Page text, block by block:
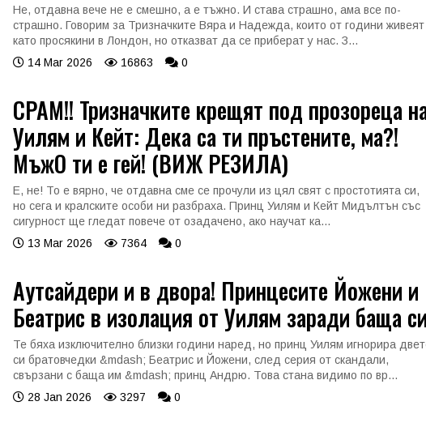
Не, отдавна вече не е смешно, а е тъжно. И става страшно, ама все по-
страшно. Говорим за Тризначките Вяра и Надежда, които от години живеят
като просякини в Лондон, но отказват да се приберат у нас. З...
14 Mar 2026
16863 0
СРАМ!! Тризначките крещят под прозореца
Уилям и Кейт: Дека са ти пръстените, ма?!
МъжО ти е гей! (ВИЖ РЕЗИЛА)
Е, не! То е вярно, че отдавна сме се прочули из цял свят с простотията си,
но сега и кралските особи ни разбраха. Принц Уилям и Кейт Мидълтън със
сигурност ще гледат повече от озадачено, ако научат ка...
13 Mar 2026
7364 0
Аутсайдери и в двора! Принцесите Йожени и
Беатрис в изолация от Уилям заради баща
Те бяха изключително близки години наред, но принц Уилям игнорира
си братовчедки &mdash; Беатрис и Йожени, след серия от скандали,
свързани с баща им &mdash; принц Андрю. Това стана видимо по вр...
28 Jan 2026
3297 0